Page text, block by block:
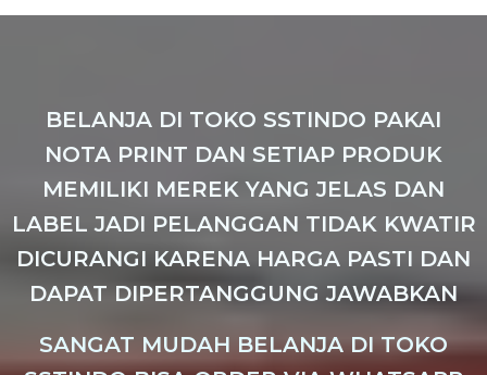
BELANJA DI TOKO SSTINDO PAKAI
NOTA PRINT DAN SETIAP PRODUK
MEMILIKI MEREK YANG JELAS DAN
LABEL JADI PELANGGAN TIDAK KWATIR
DICURANGI KARENA HARGA PASTI DAN
DAPAT DIPERTANGGUNG JAWABKAN
SANGAT MUDAH BELANJA DI TOKO